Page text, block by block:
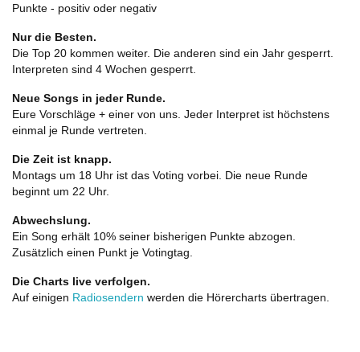
Punkte - positiv oder negativ
Nur die Besten.
Die Top 20 kommen weiter. Die anderen sind ein Jahr gesperrt.
Interpreten sind 4 Wochen gesperrt.
Neue Songs in jeder Runde.
Eure Vorschläge + einer von uns. Jeder Interpret ist höchstens
einmal je Runde vertreten.
Die Zeit ist knapp.
Montags um 18 Uhr ist das Voting vorbei. Die neue Runde
beginnt um 22 Uhr.
Abwechslung.
Ein Song erhält 10% seiner bisherigen Punkte abzogen.
Zusätzlich einen Punkt je Votingtag.
Die Charts live verfolgen.
Auf einigen Radiosendern werden die Hörercharts übertragen.